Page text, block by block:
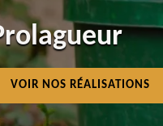
VOIR NOS RÉALISATIONS